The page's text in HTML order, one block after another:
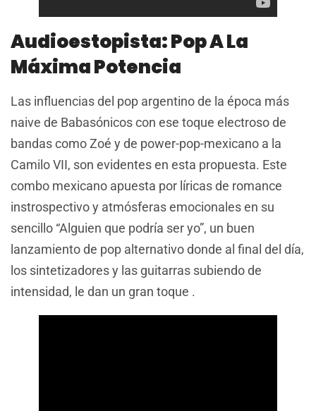
Audioestopista: Pop A La
Máxima Potencia
Las influencias del pop argentino de la época más
naive de Babasónicos con ese toque electroso de
bandas como Zoé y de power-pop-mexicano a la
Camilo VII, son evidentes en esta propuesta. Este
combo mexicano apuesta por líricas de romance
instrospectivo y atmósferas emocionales en su
sencillo “Alguien que podría ser yo”, un buen
lanzamiento de pop alternativo donde al final del día,
los sintetizadores y las guitarras subiendo de
intensidad, le dan un gran toque .